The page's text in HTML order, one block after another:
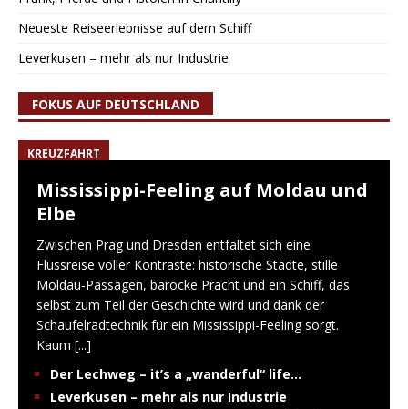
Neueste Reiseerlebnisse auf dem Schiff
Leverkusen – mehr als nur Industrie
FOKUS AUF DEUTSCHLAND
KREUZFAHRT
Mississippi-Feeling auf Moldau und
Elbe
Zwischen Prag und Dresden entfaltet sich eine
Flussreise voller Kontraste: historische Städte, stille
Moldau-Passagen, barocke Pracht und ein Schiff, das
selbst zum Teil der Geschichte wird und dank der
Schaufelradtechnik für ein Mississippi-Feeling sorgt.
Kaum [...]
Der Lechweg – it’s a „wanderful“ life…
Leverkusen – mehr als nur Industrie